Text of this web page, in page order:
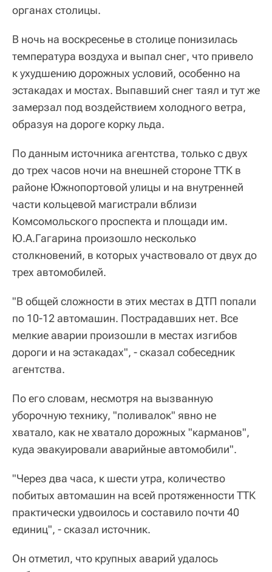
органах столицы.
В ночь на воскресенье в столице понизилась
температура воздуха и выпал снег, что привело
к ухудшению дорожных условий, особенно на
эстакадах и мостах. Выпавший снег таял и тут же
замерзал под воздействием холодного ветра,
образуя на дороге корку льда.
По данным источника агентства, только с двух
до трех часов ночи на внешней стороне ТТК в
районе Южнопортовой улицы и на внутренней
части кольцевой магистрали вблизи
Комсомольского проспекта и площади им.
Ю.А.Гагарина произошло несколько
столкновений, в которых участвовало от двух до
трех автомобилей.
"В общей сложности в этих местах в ДТП попали
по 10-12 автомашин. Пострадавших нет. Все
мелкие аварии произошли в местах изгибов
дороги и на эстакадах", - сказал собеседник
агентства.
По его словам, несмотря на вызванную
уборочную технику, "поливалок" явно не
хватало, как не хватало дорожных "карманов",
куда эвакуировали аварийные автомобили".
"Через два часа, к шести утра, количество
побитых автомашин на всей протяженности ТТК
практически удвоилось и составило почти 40
единиц", - сказал источник.
Он отметил, что крупных аварий удалось